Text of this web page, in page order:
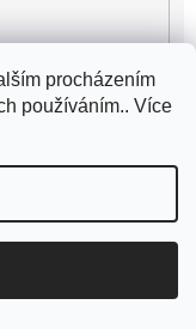
procházením
používáním.. Více